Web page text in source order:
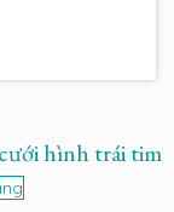
hình trái tim